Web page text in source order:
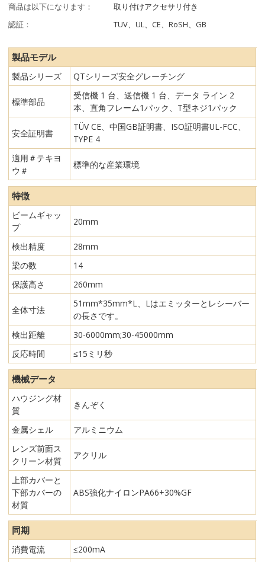
商品は以下になります：
取り付けアクセサリ付き
認証：
TUV、UL、CE、RoSH、GB
製品モデル
製品シリーズ QTシリーズ安全グレーチング
標準部品
受信機 1 台、送信機 1 台、データ ライン 2
本、直角フレーム1パック、T型ネジ1パック
安全証明書
TÜV CE、中国GB証明書、ISO証明書UL-FCC、
TYPE 4
適用＃テキヨ
ウ＃
標準的な産業環境
特徴
ビームギャッ
プ
20mm
検出精度
28mm
梁の数
14
保護高さ
260mm
全体寸法
51mm*35mm*L、Lはエミッターとレシーバー
の長さです。
検出距離
30-6000mm;30-45000mm
反応時間
≤15ミリ秒
機械データ
ハウジング材
質
きんぞく
金属シェル
アルミニウム
レンズ前面ス
クリーン材質
アクリル
上部カバーと
下部カバーの
材質
ABS強化ナイロンPA66+30%GF
同期
消費電流 ≤200mA